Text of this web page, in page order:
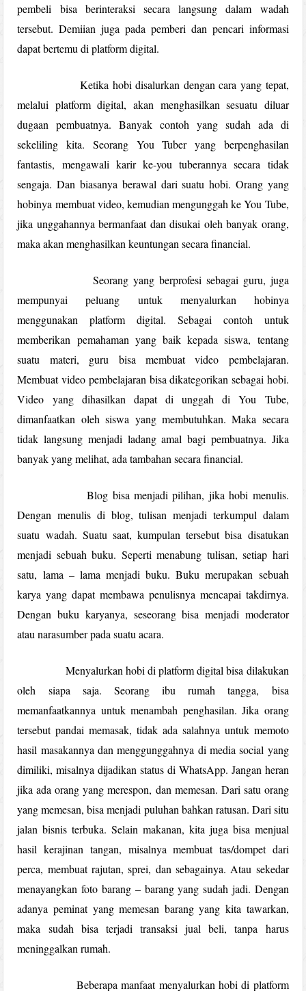
pembeli bisa berinteraksi secara langsung dalam wadah
tersebut. Demiian juga pada pemberi dan pencari informasi
dapat bertemu di platform digital.
Ketika hobi disalurkan dengan cara yang tepat,
melalui platform digital, akan menghasilkan sesuatu diluar
dugaan pembuatnya. Banyak contoh yang sudah ada di
sekeliling kita. Seorang You Tuber yang berpenghasilan
fantastis, mengawali karir ke-you tuberannya secara tidak
sengaja. Dan biasanya berawal dari suatu hobi. Orang yang
hobinya membuat video, kemudian mengunggah ke You Tube,
jika unggahannya bermanfaat dan disukai oleh banyak orang,
maka akan menghasilkan keuntungan secara financial.
Seorang yang berprofesi sebagai guru, juga
mempunyai peluang untuk menyalurkan hobinya
menggunakan platform digital. Sebagai contoh untuk
memberikan pemahaman yang baik kepada siswa, tentang
suatu materi, guru bisa membuat video pembelajaran.
Membuat video pembelajaran bisa dikategorikan sebagai hobi.
Video yang dihasilkan dapat di unggah di You Tube,
dimanfaatkan oleh siswa yang membutuhkan. Maka secara
tidak langsung menjadi ladang amal bagi pembuatnya. Jika
banyak yang melihat, ada tambahan secara financial.
Blog bisa menjadi pilihan, jika hobi menulis.
Dengan menulis di blog, tulisan menjadi terkumpul dalam
suatu wadah. Suatu saat, kumpulan tersebut bisa disatukan
menjadi sebuah buku. Seperti menabung tulisan, setiap hari
satu, lama – lama menjadi buku. Buku merupakan sebuah
karya yang dapat membawa penulisnya mencapai takdirnya.
Dengan buku karyanya, seseorang bisa menjadi moderator
atau narasumber pada suatu acara.
Menyalurkan hobi di platform digital bisa dilakukan
oleh siapa saja. Seorang ibu rumah tangga, bisa
memanfaatkannya untuk menambah penghasilan. Jika orang
tersebut pandai memasak, tidak ada salahnya untuk memoto
hasil masakannya dan menggunggahnya di media social yang
dimiliki, misalnya dijadikan status di WhatsApp. Jangan heran
jika ada orang yang merespon, dan memesan. Dari satu orang
yang memesan, bisa menjadi puluhan bahkan ratusan. Dari situ
jalan bisnis terbuka. Selain makanan, kita juga bisa menjual
hasil kerajinan tangan, misalnya membuat tas/dompet dari
perca, membuat rajutan, sprei, dan sebagainya. Atau sekedar
menayangkan foto barang – barang yang sudah jadi. Dengan
adanya peminat yang memesan barang yang kita tawarkan,
maka sudah bisa terjadi transaksi jual beli, tanpa harus
meninggalkan rumah.
Beberapa manfaat menyalurkan hobi di platform